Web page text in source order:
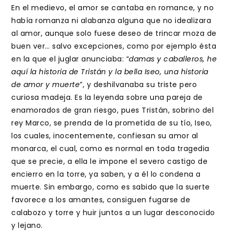
En el medievo, el amor se cantaba en romance, y no
había romanza ni alabanza alguna que no idealizara
al amor, aunque solo fuese deseo de trincar moza de
buen ver… salvo excepciones, como por ejemplo ésta
en la que el juglar anunciaba: “damas y caballeros, he
aquí la historia de Tristán y la bella Iseo, una historia
de amor y muerte”, y deshilvanaba su triste pero
curiosa madeja. Es la leyenda sobre una pareja de
enamorados de gran riesgo, pues Tristán, sobrino del
rey Marco, se prenda de la prometida de su tío, Iseo,
los cuales, inocentemente, confiesan su amor al
monarca, el cual, como es normal en toda tragedia
que se precie, a ella le impone el severo castigo de
encierro en la torre, ya saben, y a él lo condena a
muerte. Sin embargo, como es sabido que la suerte
favorece a los amantes, consiguen fugarse de
calabozo y torre y huir juntos a un lugar desconocido
y lejano.